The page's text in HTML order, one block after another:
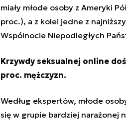
miały młode osoby z Ameryki
proc.), a z kolei jedne z
Wspólnocie Niepodległych
Krzywdy seksualnej online
proc. mężczyzn.
Według ekspertów, młode
się w grupie bardziej narażonej